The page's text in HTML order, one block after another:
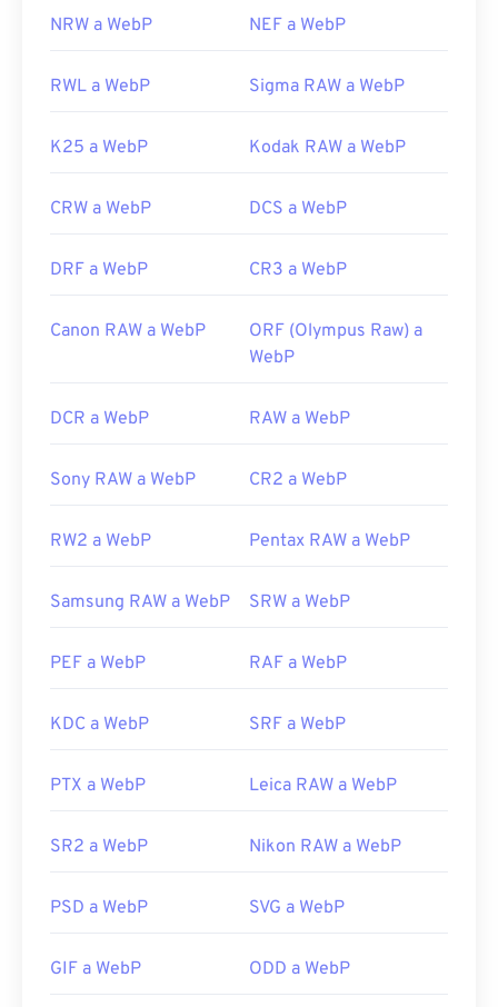
NRW a WebP NEF a WebP
RWL a WebP Sigma RAW a WebP
K25 a WebP Kodak RAW a WebP
CRW a WebP DCS a WebP
DRF a WebP CR3 a WebP
Canon RAW a WebP
ORF (Olympus Raw) a
WebP
DCR a WebP RAW a WebP
Sony RAW a WebP CR2 a WebP
RW2 a WebP Pentax RAW a WebP
Samsung RAW a WebP SRW a WebP
PEF a WebP RAF a WebP
KDC a WebP SRF a WebP
PTX a WebP Leica RAW a WebP
SR2 a WebP Nikon RAW a WebP
PSD a WebP SVG a WebP
GIF a WebP ODD a WebP